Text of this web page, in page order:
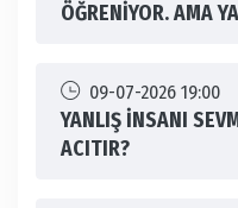
ÖĞRENİYOR. AMA
09-07-2026 19:00
YANLIŞ İNSANI
ACITIR?